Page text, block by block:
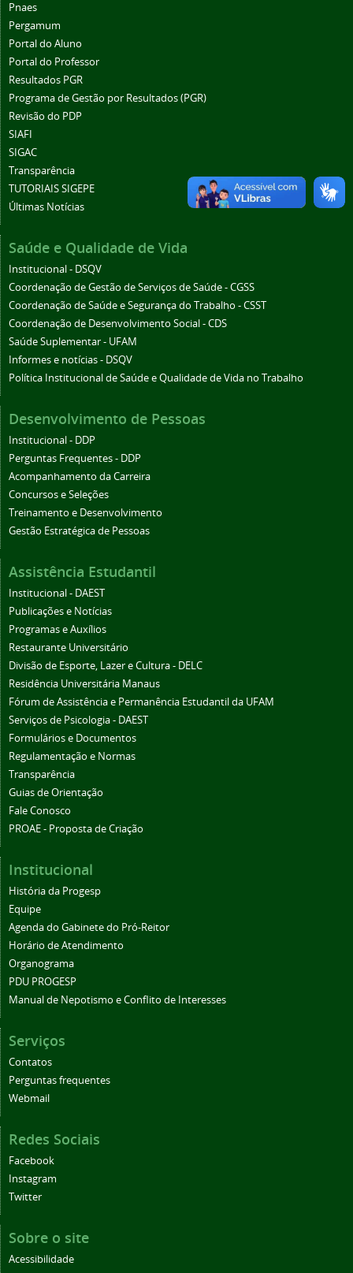
Pnaes
Pergamum
Portal do Aluno
Portal do Professor
Resultados PGR
Programa de Gestão por Resultados (PGR)
Revisão do PDP
SIAFI
SIGAC
Transparência
TUTORIAIS SIGEPE
Últimas Notícias
Saúde e Qualidade de Vida
Institucional - DSQV
Coordenação de Gestão de Serviços de Saúde - CGSS
Coordenação de Saúde e Segurança do Trabalho - CSST
Coordenação de Desenvolvimento Social - CDS
Saúde Suplementar - UFAM
Informes e notícias - DSQV
Política Institucional de Saúde e Qualidade de Vida no Trabalho
Desenvolvimento de Pessoas
Institucional - DDP
Perguntas Frequentes - DDP
Acompanhamento da Carreira
Concursos e Seleções
Treinamento e Desenvolvimento
Gestão Estratégica de Pessoas
Assistência Estudantil
Institucional - DAEST
Publicações e Notícias
Programas e Auxílios
Restaurante Universitário
Divisão de Esporte, Lazer e Cultura - DELC
Residência Universitária Manaus
Fórum de Assistência e Permanência Estudantil da UFAM
Serviços de Psicologia - DAEST
Formulários e Documentos
Regulamentação e Normas
Transparência
Guias de Orientação
Fale Conosco
PROAE - Proposta de Criação
Institucional
História da Progesp
Equipe
Agenda do Gabinete do Pró-Reitor
Horário de Atendimento
Organograma
PDU PROGESP
Manual de Nepotismo e Conflito de Interesses
Serviços
Contatos
Perguntas frequentes
Webmail
Redes Sociais
Facebook
Instagram
Twitter
Sobre o site
Acessibilidade